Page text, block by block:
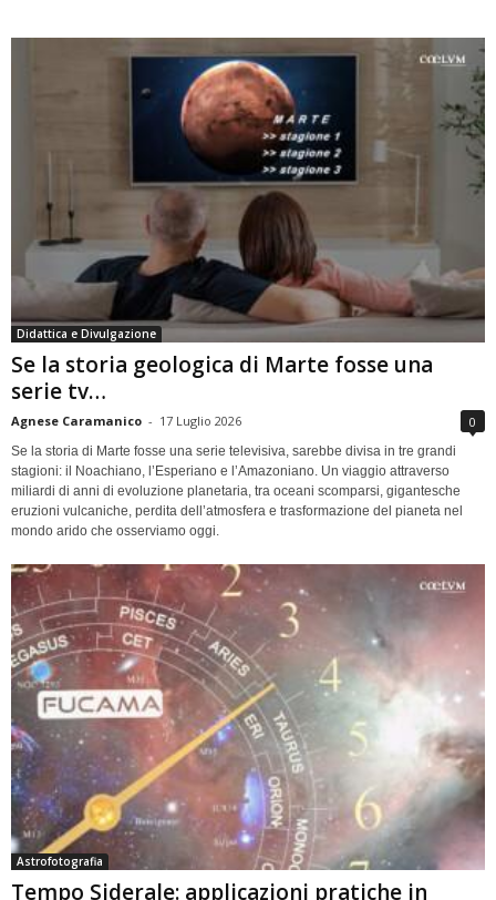
Didattica e Divulgazione
Se la storia geologica di Marte fosse una
serie tv…
Agnese Caramanico - 17 Luglio 2026 0
Se la storia di Marte fosse una serie televisiva, sarebbe divisa in tre grandi
stagioni: il Noachiano, l’Esperiano e l’Amazoniano. Un viaggio attraverso
miliardi di anni di evoluzione planetaria, tra oceani scomparsi, gigantesche
eruzioni vulcaniche, perdita dell’atmosfera e trasformazione del pianeta nel
mondo arido che osserviamo oggi.
Astrofotografia
Tempo Siderale: applicazioni pratiche in